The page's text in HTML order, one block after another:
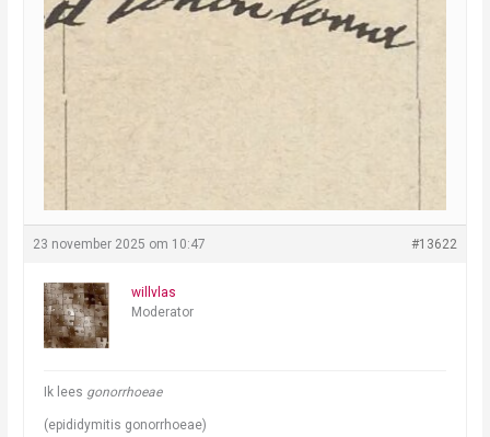
23 november 2025 om 10:47 #13622
willvlas
Moderator
Ik lees gonorrhoeae
(epididymitis gonorrhoeae)